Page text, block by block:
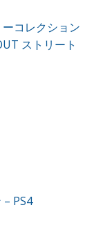
コレクション
ストリート
PS4